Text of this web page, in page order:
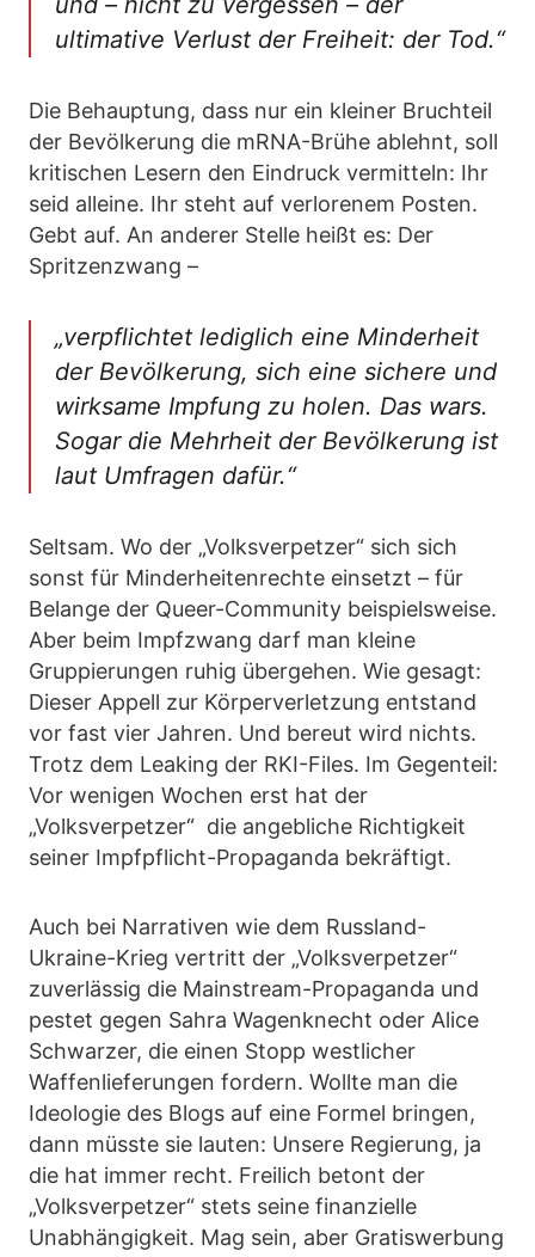
ultimative Verlust der Freiheit: der Tod.“
Die Behauptung, dass nur ein kleiner Bruchteil
der Bevölkerung die mRNA-Brühe ablehnt, soll
kritischen Lesern den Eindruck vermitteln: Ihr
seid alleine. Ihr steht auf verlorenem Posten.
Gebt auf. An anderer Stelle heißt es: Der
Spritzenzwang –
„verpflichtet lediglich eine Minderheit
der Bevölkerung, sich eine sichere und
wirksame Impfung zu holen. Das wars.
Sogar die Mehrheit der Bevölkerung ist
laut Umfragen dafür.“
Seltsam. Wo der „Volksverpetzer“ sich sich
sonst für Minderheitenrechte einsetzt – für
Belange der Queer-Community beispielsweise.
Aber beim Impfzwang darf man kleine
Gruppierungen ruhig übergehen. Wie gesagt:
Dieser Appell zur Körperverletzung entstand
vor fast vier Jahren. Und bereut wird nichts.
Trotz dem Leaking der RKI-Files. Im Gegenteil:
Vor wenigen Wochen erst hat der
„Volksverpetzer“ die angebliche Richtigkeit
seiner Impfpflicht-Propaganda bekräftigt.
Auch bei Narrativen wie dem Russland-
Ukraine-Krieg vertritt der „Volksverpetzer“
zuverlässig die Mainstream-Propaganda und
pestet gegen Sahra Wagenknecht oder Alice
Schwarzer, die einen Stopp westlicher
Waffenlieferungen fordern. Wollte man die
Ideologie des Blogs auf eine Formel bringen,
dann müsste sie lauten: Unsere Regierung, ja
die hat immer recht. Freilich betont der
„Volksverpetzer“ stets seine finanzielle
Unabhängigkeit. Mag sein, aber Gratiswerbung